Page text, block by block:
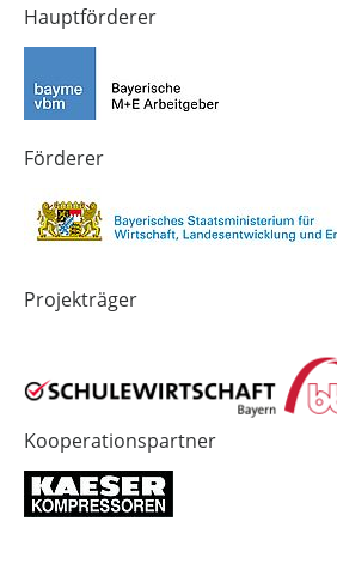
von
Technik-
in
Bayern
4.0
von
Hauptförderer
Förderer
Projekträger
Kooperationspartner